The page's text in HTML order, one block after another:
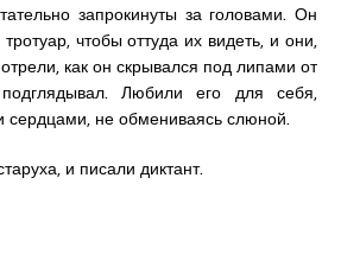
запрокинуты за головами. Он
чтобы оттуда их видеть, и они,
как он скрывался под липами от
Любили его для себя,
сердцами, не обмениваясь слюной.
и писали диктант.